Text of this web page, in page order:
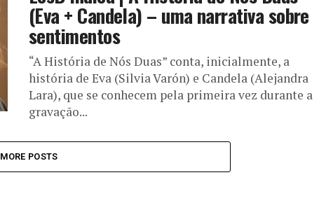
(Eva + Candela) – uma narrativa sobre
sentimentos
“A História de Nós Duas” conta, inicialmente, a
história de Eva (Silvia Varón) e Candela (Alejandra
Lara), que se conhecem pela primeira vez durante a
gravação...
MORE POSTS